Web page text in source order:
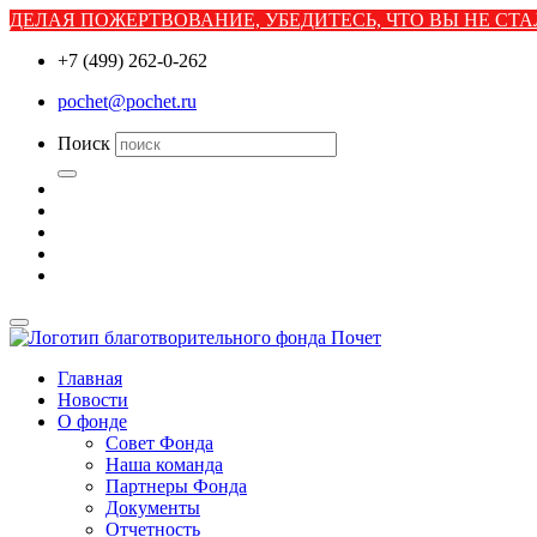
ДЕЛАЯ ПОЖЕРТВОВАНИЕ, УБЕДИТЕСЬ, ЧТО ВЫ НЕ
+7 (499) 262-0-262
pochet@pochet.ru
Поиск
Главная
Новости
О фонде
Совет Фонда
Наша команда
Партнеры Фонда
Документы
Отчетность